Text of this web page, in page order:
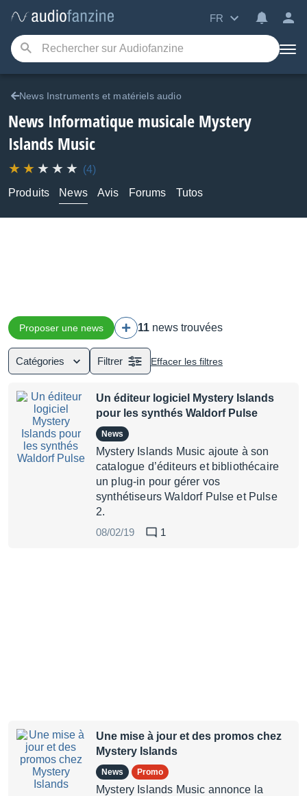
FR
News Instruments et matériels audio
News Informatique musicale Mystery
Islands Music
(4)
Produits
News Avis Forums Tutos
Proposer une news 11 news trouvées
Catégories Filtrer Effacer les filtres
Un éditeur logiciel Mystery Islands
pour les synthés Waldorf Pulse
News
Mystery Islands Music ajoute à son
catalogue d’éditeurs et bibliothécaire
un plug-in pour gérer vos
synthétiseurs Waldorf Pulse et Pulse
2.
08/02/19
1
Une mise à jour et des promos chez
Mystery Islands
News Promo
Mystery Islands Music annonce la